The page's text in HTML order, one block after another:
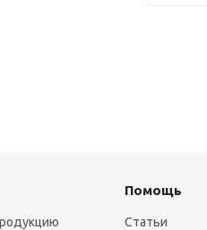
Помощь
Статьи